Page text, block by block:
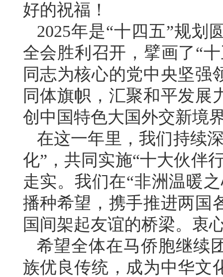
好的祝福！
2025年是“十四五”规划
全会胜利召开，擘画了“
同志为核心的党中央坚强
同体旗帜，汇聚和平发展
创中国特色大国外交新境
在这一年里，我们持续
化”，共同实施“十大伙伴
走实。我们在“非洲温暖
播种希望，携手推进两国
国间架起友谊的桥梁。衷
希望全体在马侨胞继续
族优良传统，成为中华文